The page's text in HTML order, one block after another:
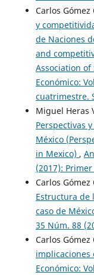
Carlos Gómez
y
de Naciones
and
Association of
Económico:
cuatrimestre.
Miguel Heras
Perspectivas
México
in Mexico) ,
(2017):
Carlos Gómez
Estructura de
caso de
35 Núm. 88
Carlos Gómez
implicaciones
Económico: